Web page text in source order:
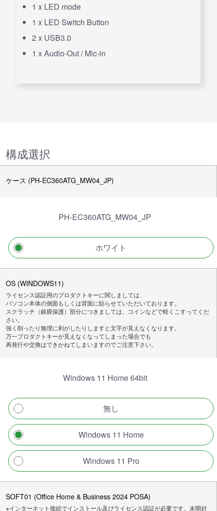
1 x LED mode
1 x LED Switch Button
2 x USB3.0
1 x Audio-Out / Mic-in
構成選択
ケース (PH-EC360ATG_MW04_JP)
PH-EC360ATG_MW04_JP
ホワイト
OS (WINDOWS11)
ライセンス認証用のプロダクトキーに関しましては、
パソコン本体の側面もしくは背面に貼らせていただいております。
スクラッチ（銀膜保護）部分につきましては、コインなどで軽くこすってくだ
さい。
強く削ったり無理に剥がしたりしますと文字が見えなくなります。
万一プロダクトキーが見えなくなってしまった場合でも
再発行や交換はできかねてしまいますのでご注意下さい。
Windows 11 Home 64bit
無し
Windows 11 Home
Windows 11 Pro
SOFT01 (Office Home & Business 2024 POSA)
※インターネット接続でインストール及びライセンス認証が必要です。未開封